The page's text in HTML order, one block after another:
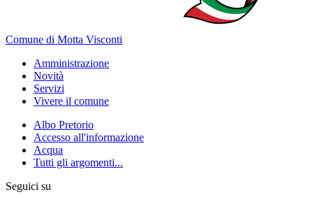
Comune di Motta Visconti
Amministrazione
Novità
Servizi
Vivere il comune
Albo Pretorio
Accesso all'informazione
Acqua
Tutti gli argomenti...
Seguici su